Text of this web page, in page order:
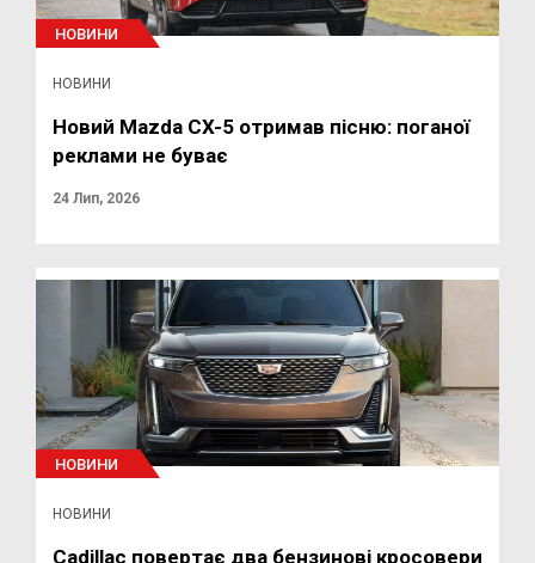
НОВИНИ
НОВИНИ
Новий Mazda CX-5 отримав пісню: поганої
реклами не буває
24 Лип, 2026
НОВИНИ
НОВИНИ
Cadillac повертає два бензинові кросовери